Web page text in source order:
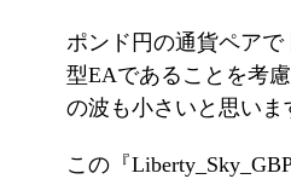
ポンド円の通貨ペア
型EAであることを考
の波も小さいと思いま
この『